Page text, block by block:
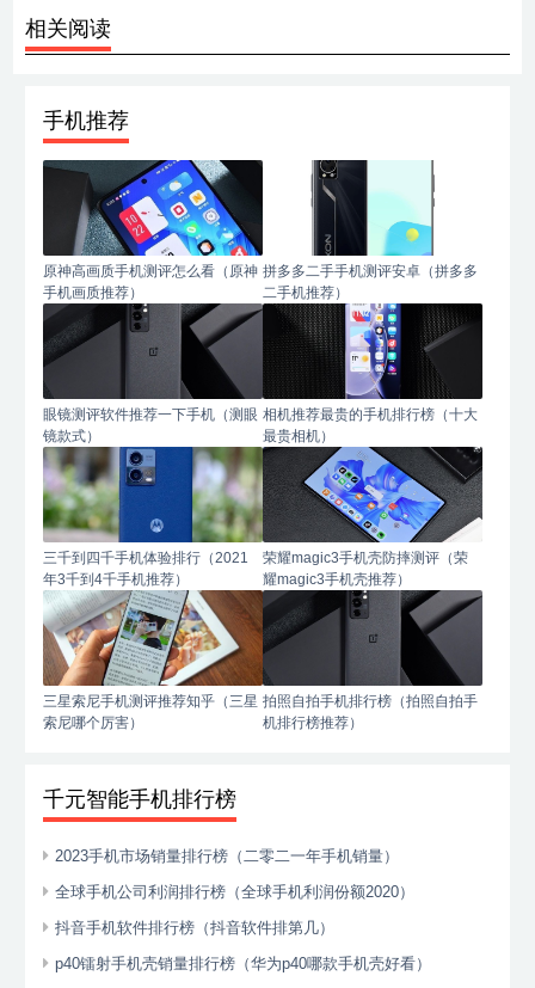
相关阅读
手机推荐
原神高画质手机测评怎么看（原神
手机画质推荐）
拼多多二手手机测评安卓（拼多多
二手机推荐）
眼镜测评软件推荐一下手机（测眼
镜款式）
相机推荐最贵的手机排行榜（十大
最贵相机）
三千到四千手机体验排行（2021
年3千到4千手机推荐）
荣耀magic3手机壳防摔测评（荣
耀magic3手机壳推荐）
三星索尼手机测评推荐知乎（三星
索尼哪个厉害）
拍照自拍手机排行榜（拍照自拍手
机排行榜推荐）
千元智能手机排行榜
2023手机市场销量排行榜（二零二一年手机销量）
全球手机公司利润排行榜（全球手机利润份额2020）
抖音手机软件排行榜（抖音软件排第几）
p40镭射手机壳销量排行榜（华为p40哪款手机壳好看）